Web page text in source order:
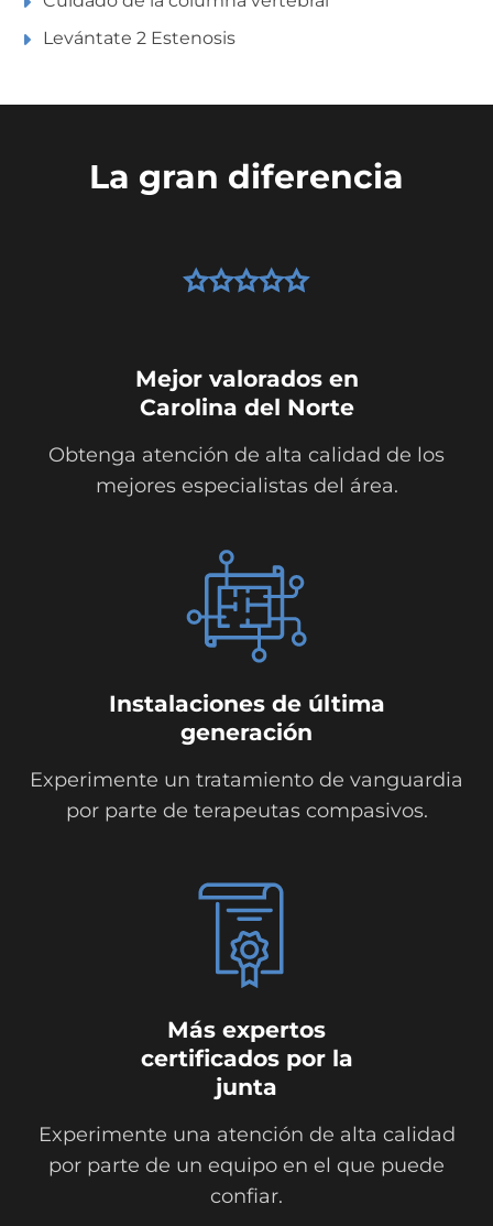
Levántate 2 Estenosis
La gran diferencia
Mejor valorados en
Carolina del Norte
Obtenga atención de alta calidad de los
mejores especialistas del área.
Instalaciones de última
generación
Experimente un tratamiento de vanguardia
por parte de terapeutas compasivos.
Más expertos
certificados por la
junta
Experimente una atención de alta calidad
por parte de un equipo en el que puede
confiar.